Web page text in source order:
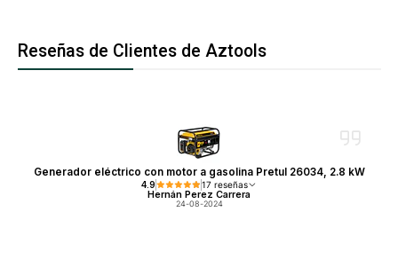
Reseñas de Clientes de Aztools
Generador eléctrico con motor a gasolina Pretul 26034, 2.8 kW
4.9 17 reseñas
Hernán Perez Carrera
24-08-2024